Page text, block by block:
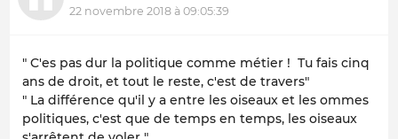
22 novembre 2018 à 09:05:39
" C'es pas dur la politique comme métier ! Tu fais cinq
ans de droit, et tout le reste, c'est de travers"
" La différence qu'il y a entre les oiseaux et les ommes
politiques, c'est que de temps en temps, les oiseaux